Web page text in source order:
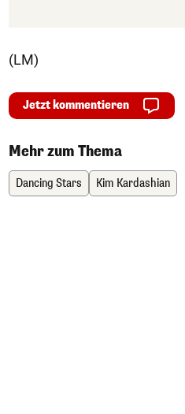
(LM)
Jetzt kommentieren
Mehr zum Thema
Dancing Stars Kim Kardashian